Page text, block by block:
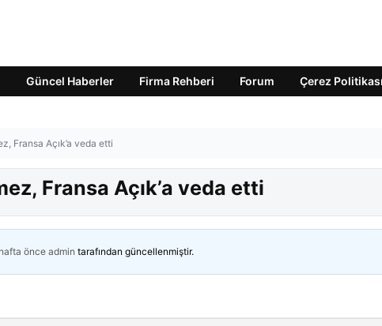
Güncel Haberler Firma Rehberi Forum Çerez Politikası
Fransa Açık’a veda etti
Fransa Açık’a veda etti
önceadmin tarafından güncellenmiştir.